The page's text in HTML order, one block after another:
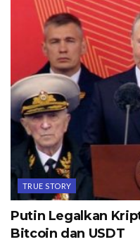
TRUE STORY
Putin Legalkan
Bitcoin dan USDT